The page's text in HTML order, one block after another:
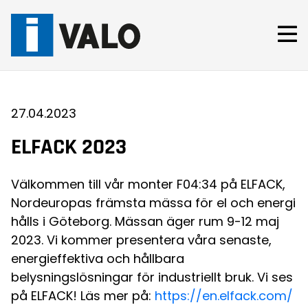
27.04.2023
ELFACK 2023
Välkommen till vår monter F04:34 på ELFACK,
Nordeuropas främsta mässa för el och energi
hålls i Göteborg. Mässan äger rum 9-12 maj
2023. Vi kommer presentera våra senaste,
energieffektiva och hållbara
belysningslösningar för industriellt bruk. Vi ses
på ELFACK! Läs mer på: https://en.elfack.com/